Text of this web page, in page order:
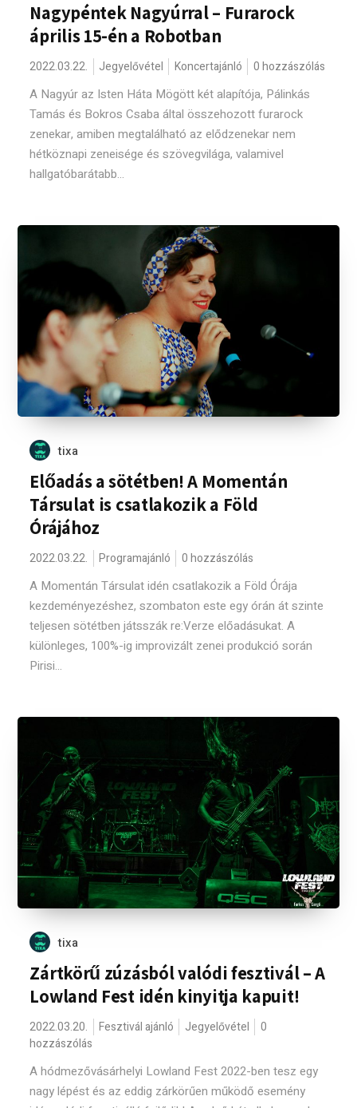
Nagypéntek Nagyúrral – Furarock
április 15-én a Robotban
2022.03.22. Jegyelővétel Koncertajánló 0 hozzászólás
A Nagyúr az Isten Háta Mögött két alapítója, Pálinkás
Tamás és Bokros Csaba által összehozott furarock
zenekar, amiben megtalálható az elődzenekar nem
hétköznapi zeneisége és szövegvilága, valamivel
hallgatóbarátabb...
tixa
Előadás a sötétben! A Momentán
Társulat is csatlakozik a Föld
Órájához
2022.03.22. Programajánló 0 hozzászólás
A Momentán Társulat idén csatlakozik a Föld Órája
kezdeményezéshez, szombaton este egy órán át szinte
teljesen sötétben játsszák re:Verze előadásukat. A
különleges, 100%-ig improvizált zenei produkció során
Pirisi...
tixa
Zártkörű zúzásból valódi fesztivál – A
Lowland Fest idén kinyitja kapuit!
2022.03.20. Fesztivál ajánló Jegyelővétel
0
hozzászólás
A hódmezővásárhelyi Lowland Fest 2022-ben tesz egy
nagy lépést és az eddig zárkörűen működő esemény